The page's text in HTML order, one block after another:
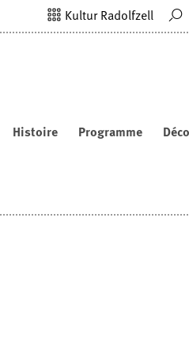
Kultur Radolfzell
Histoire Programme